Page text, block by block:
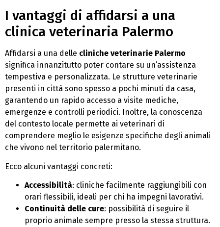
I vantaggi di affidarsi a una
clinica veterinaria Palermo
Affidarsi a una delle cliniche veterinarie Palermo
significa innanzitutto poter contare su un’assistenza
tempestiva e personalizzata. Le strutture veterinarie
presenti in città sono spesso a pochi minuti da casa,
garantendo un rapido accesso a visite mediche,
emergenze e controlli periodici. Inoltre, la conoscenza
del contesto locale permette ai veterinari di
comprendere meglio le esigenze specifiche degli animali
che vivono nel territorio palermitano.
Ecco alcuni vantaggi concreti:
Accessibilità: cliniche facilmente raggiungibili con
orari flessibili, ideali per chi ha impegni lavorativi.
Continuità delle cure: possibilità di seguire il
proprio animale sempre presso la stessa struttura.